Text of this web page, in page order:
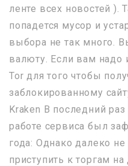
ленте всех новостей ).
попадется мусор и
выбора не так много.
валюту. Если вам надо
Tor для того чтобы
заблокированному
Kraken В последний
работе сервиса был
года: Однако далеко
приступить к торгам